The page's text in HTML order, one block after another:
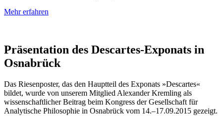
Mehr erfahren
Präsentation des Descartes-Exponats in
Osnabrück
Das Riesenposter, das den Hauptteil des Exponats »Descartes«
bildet, wurde von unserem Mitglied Alexander Kremling als
wissenschaftlicher Beitrag beim Kongress der Gesellschaft für
Analytische Philosophie in Osnabrück vom 14.–17.09.2015 gezeigt.